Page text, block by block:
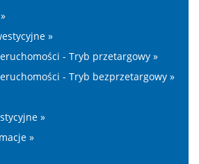
»
- Tryb przetargowy »
- Tryb bezprzetargowy »
»
»